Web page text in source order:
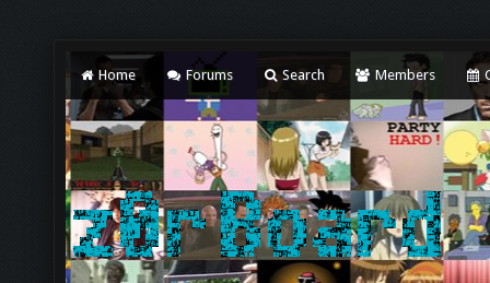
Home Forums Search Members